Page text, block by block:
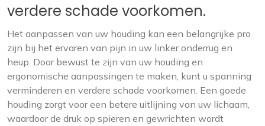
verdere schade voorkomen.
Het aanpassen van uw houding kan een belangrijke pro
zijn bij het ervaren van pijn in uw linker onderrug en
heup. Door bewust te zijn van uw houding en
ergonomische aanpassingen te maken, kunt u spanning
verminderen en verdere schade voorkomen. Een goede
houding zorgt voor een betere uitlijning van uw lichaam,
waardoor de druk op spieren en gewrichten wordt